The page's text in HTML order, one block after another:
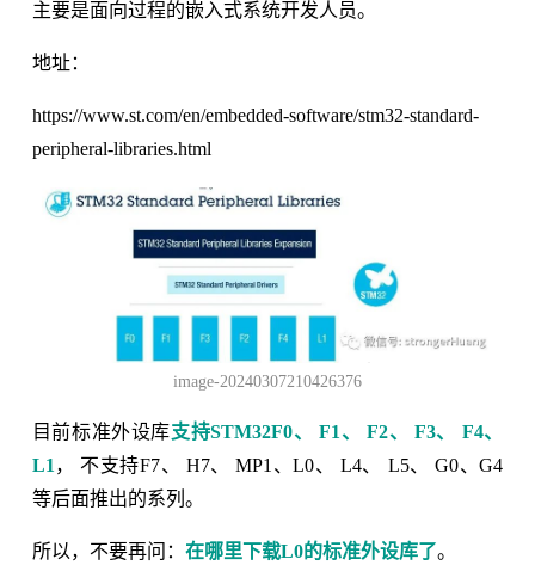
主要是面向过程的嵌入式系统开发人员。
地址：
https://www.st.com/en/embedded-software/stm32-standard-
peripheral-libraries.html
image-20240307210426376
目前标准外设库支持STM32F0、 F1、 F2、 F3、 F4、
L1 ， 不支持F7、 H7、 MP1、L0、 L4、 L5、 G0、G4
等后面推出的系列。
所以，不要再问： 在哪里下载L0的标准外设库了。